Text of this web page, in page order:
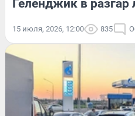
Геленджик в разгар
15 июля, 2026, 12:00 835